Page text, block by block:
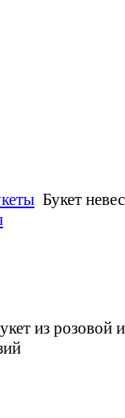
Букет
из розовой